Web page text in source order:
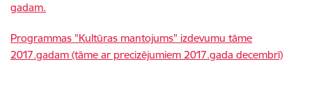
gadam.
Programmas "Kultūras mantojums" izdevumu tāme
2017.gadam (tāme ar precizējumiem 2017.gada decembrī)